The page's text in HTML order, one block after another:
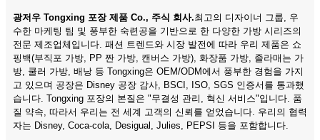
광저우 Tongxing 포장 제품 Co., 주식 회사.최고의 디자이너 그룹, 우
수한 마케팅 팀 및 풍부한 숙련공을 기반으로 한 다양한 가방 시리즈의
전문 제조업체입니다. 패션 트렌드와 시장 발전에 따라 우리 제품은 쇼
핑백(부직포 가방, PP 짠 가방, 캔버스 가방), 화장품 가방, 졸라매는 가
방, 쿨러 가방, 배낭 등 Tongxing은 OEM/ODM에서 풍부한 경험을 가지
고 있으며 공장은 Disney 공장 감사, BSCI, ISO, SGS 인증서를 통과했
습니다. Tongxing 포장의 본질은 "무결성 관리, 혁신 서비스"입니다. 품
질 약속, 따라서 우리는 전 세계 고객의 신뢰를 얻었습니다. 우리의 협력
자는 Disney, Coca-cola, Desigual, Julies, PEPSI 등을 포함합니다.